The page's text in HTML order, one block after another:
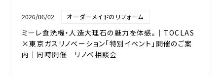
2026/06/02 オーダーメイドのリフォーム
ミーレ食洗機・人造大理石の魅力を体感。｜TOCLAS
×東京ガスリノベーション「特別イベント」開催のご案
内｜同時開催 リノベ相談会